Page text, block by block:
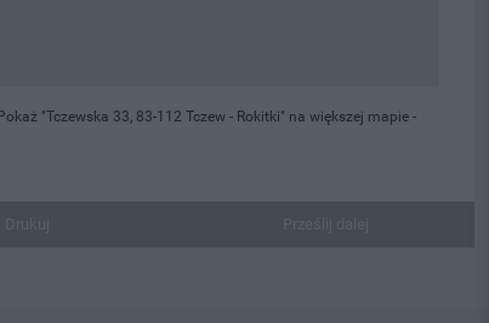
"Tczewska 33, 83-112 Tczew - Rokitki" na większej mapie -